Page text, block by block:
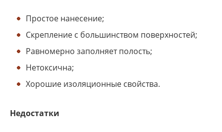
Простое нанесение;
Скрепление с большинством поверхностей;
Равномерно заполняет полость;
Нетоксична;
Хорошие изоляционные свойства.
Недостатки